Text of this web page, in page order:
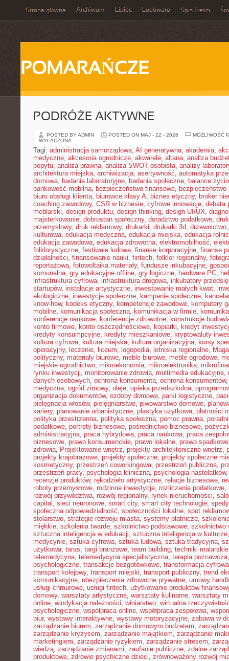
Strona główna Archiwum Lipiec Lodowato Spis Treści
POMARAŃCZE
PODRÓŻE AKTYWNE
POSTED BY ADMIN POSTED ON MAJ - 22 - 2026
MOŻLIWOŚĆ
WYŁĄCZONA
Tagi: administracja samorządowa, AI generatywna, akademia,
medyczne, akcesoria ogrodnicze, akwarele, altana, analiza
popytu, analiza prawna, analiza SWOT osobista, analizy
architektura miejska, archiwizacja, asertywność, automatyka
domowa, badania laboratoryjne, badania społeczne, balance
bankowość mobilna, bezpieczeństwo finansowe, bezpieczeństwo
biuro obsługi klienta, biurowce klasy A, biznes etyczny, broker
coaching zawodowy, CSR w biznesie, cyfrowe innowacje, debata
meblarski, design produktu, design thinking, design UI/UX,
majsterkowanie, dobrostan społeczny, doradztwo podatkowe,
przemysłowy, druk reklamowy, drukarki, drukarki 3d, drzewnictwo
kulturowa, edukacja medyczna, edukacja miejska, edukacja
edukacja zawodowa, edukacja zdrowotna, elektromobilność,
folklorystyczne, festiwale ludowe, finanse korporacyjne, finanse
działalności, finansowanie nauki, fintech, folklor regionalny,
reportażowa, fotowoltaika materiały, fundusze inkubacyjne,
komunalna, gry edukacyjne offline, gry logiczne, hardware PC,
infrastruktura cyfrowa, infrastruktura drogowa, inkubatory
startupów, instalacje artystyczne, inwestowanie małych kwot,
ekologiczne, inwestycje społeczne, kampanie społeczne,
know-how, kodeks etyczny, kompetencje zawodowe, komputery
mobilne, komunikacja społeczna, komunikacja w firmie,
konferencje naukowe, konferencje zdrowotne, konstrukcje
konto firmowe, konto oszczędnościowe, kopiarki, kredyt
kredyty konsumpcyjne, kredyty mieszkaniowe, kryptowaluty
kultura cyfrowa, kultura miejska, kultura organizacyjna, kursy
operacyjny, leczenie, liceum, logopedia, lotniska regionalne,
polityczny, materiały biurowe, meble biurowe, meble ogrodowe,
miejskie ogrodnictwo, mikroekonomia, mikroelektronika,
rynku inwestycji, monitorowanie zdrowia, multimedia edukacyjne,
danych osobowych, ochrona konsumenta, ochrona konsumentów
medyczna, ogród zimowy, oleje, opieka przedszkolna,
organizacja dokumentów, ozdoby domowe, parki logistyczne,
pielęgnacja włosów, pielęgniarstwo, piwowarstwo domowe,
kariery, planowanie urbanistyczne, plastyka użytkowa, płatności
polityka przestrzenna, polityka społeczna, pomoc prawna,
podatkowe, portrety biznesowe, pośrednictwo biznesowe,
administracyjna, praca hybrydowa, praca naukowa, praca
biznesowe, prawo konsumenckie, prawo lokalne, prawo spadkowe
zdrowia, Projektowanie wnętrz, projekty architektoniczne wnętrz,
projekty krajobrazowe, projekty społeczne, projekty społeczne
kosmetyczny, przestrzeń coworkingowa, przestrzeń publiczna,
przestrzeń pracy, psychologia kliniczna, psychologia nastolatków
recenzje produktów, rękodzieło artystyczne, relacje biznesowe,
roboty przemysłowe, rodzinne inwestycje, rozliczenia podatkowe,
rozwój przywództwa, rozwój regionalny, rynek nieruchomości,
capital , sieci neuronowe, smart city, smart city technologie,
społeczna odpowiedzialność, społeczności lokalne, spot
stolarstwo, strategie rozwoju miasta, systemy płatnicze,
miękkie, szkolenia twarde, szkolnictwo podstawowe, szkolnictwo
sztuczna inteligencja w edukacji, sztuczna inteligencja w kulturze
medycynie, sztuka cyfrowa, sztuka ludowa, sztuka tradycyjna,
użytkowa, taras, targi branżowe, team building, techniki malarskie
telemedycyna, telemedycyna specjalistyczna, terapia poznawcza
psychologiczne, transakcje bezgotówkowe, transformacja cyfrowa
transport kolejowy, transport miejski, transport publiczny, trend
komunikacyjne, ubezpieczenia zdrowotne prywatne, umowy
usługi chmurowe, usługi fintech, użytkowanie produktów
domowy, warsztaty artystyczne, warsztaty kulinarne, warsztaty
online, windykacja należności, winiarstwo, wirtualna
psychologiczne, współpraca online, współpraca zespołowa,
biur, wystawy interaktywne, wystawy motoryzacyjne, zabawa w
zarządzanie biurem, zarządzanie domowym budżetem,
zarządzanie kryzysem, zarządzanie majątkiem, zarządzanie
marketingiem, zarządzanie ryzykiem, zarządzanie stresem,
wiedzą, zarządzanie zmianami, zaufanie publiczne, zdalne
produktowe, zdrowie psychiczne dzieci, zrównoważony rozwój